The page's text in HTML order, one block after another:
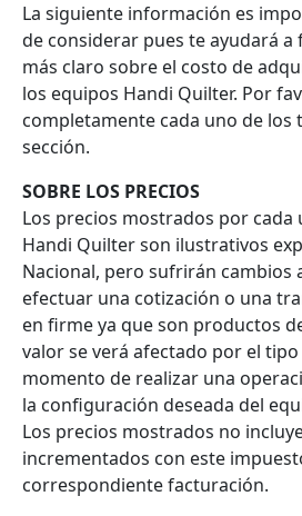
La siguiente información es
de considerar pues te ayudará
más claro sobre el costo de
los equipos Handi Quilter. Por
completamente cada uno de los
sección.
SOBRE LOS PRECIOS
Los precios mostrados por cada
Handi Quilter son ilustrativos
Nacional, pero sufrirán cambios
efectuar una cotización o una
en firme ya que son productos
valor se verá afectado por el
momento de realizar una
la configuración deseada del
Los precios mostrados no
incrementados con este
correspondiente facturación.